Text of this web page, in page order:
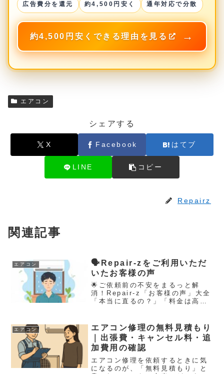
広告費分を還元 約4,500円安く 通年対応で分散
約4,500円安くできる理由を見る
エアコン
シェアする
X Facebook はてブ
LINE コピー
Repairz
関連記事
エアコン
🗣️Repair-zをご利用いただ
いたお客様の声
🌟ご依頼前の不安をまるっと解
消！Repair‑z「お客様の声」大全
「本当に直るの？」「料金は高く
と喜びの声が一番の説得力✨。こ
こでは、年間7,000件超の実績を
誇るRepair‑z...
エアコン
エアコン修理の無料見積もり
｜出張費・キャンセル料・追
加費用の確認
エアコン修理を依頼するときに気
になるのが、「無料見積もり」と